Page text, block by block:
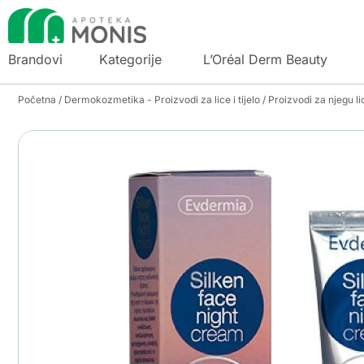
Brandovi Kategorije L’Oréal Derm Beauty
Početna / Dermokozmetika - Proizvodi za lice i tijelo / Proizvodi za njegu